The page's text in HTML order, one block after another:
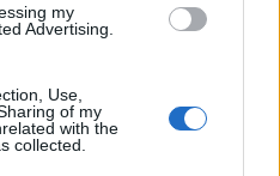
my
Advertising.
Use,
of my
with the
collected.
Banda
de Valência